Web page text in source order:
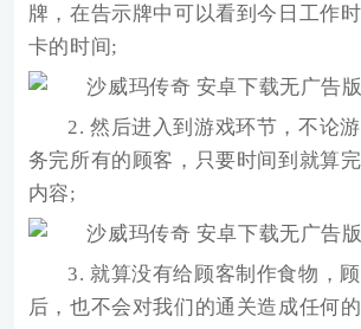
牌，在告示牌中可以看到今日工作
卡的时间;
2. 然后进入到游戏环节，不论
务完所有的顾客，只要时间到就算
内容;
3. 就算没有给顾客制作食物，
后，也不会对我们的通关造成任何